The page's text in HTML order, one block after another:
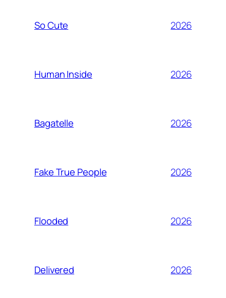
So Cute 2026
Human Inside 2026
Bagatelle 2026
Fake True People 2026
Flooded 2026
Delivered 2026